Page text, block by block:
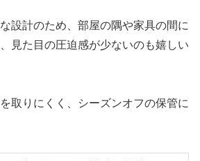
設計のため、部屋の隅や家具の間に
見た目の圧迫感が少ないのも嬉しい
取りにくく、シーズンオフの保管に